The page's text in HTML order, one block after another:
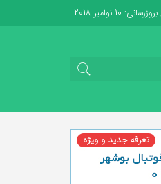
10 نوامبر 2018